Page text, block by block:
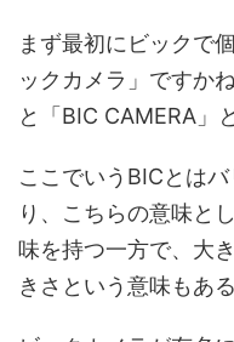
まず最初にビックで
ックカメラ」ですか
と「BIC CAMERA」
ここでいうBICとは
り、こちらの意味と
味を持つ一方で、大
きさという意味もあ